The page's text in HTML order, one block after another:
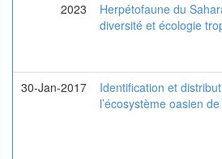
2023
Herpétofaune du
diversité et écologie
30-Jan-2017
Identification et
l’écosystème oasien